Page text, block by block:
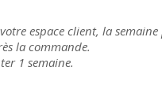
espace client, la semaine
la commande.
1 semaine.